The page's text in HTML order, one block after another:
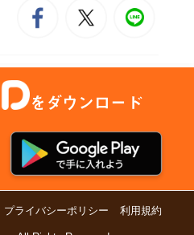
をダウンロード
プライバシーポリシー 利用規約